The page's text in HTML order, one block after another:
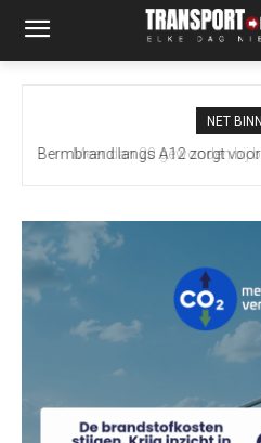
NET
Meer dan 20 gewonden bij